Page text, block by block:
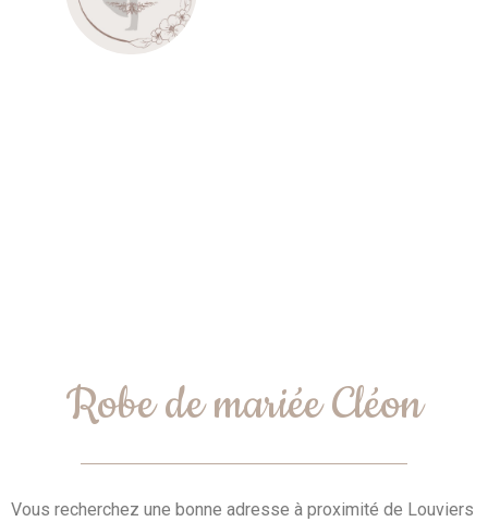
Robe de mariée Cléon
Vous recherchez une bonne adresse à proximité de Louviers